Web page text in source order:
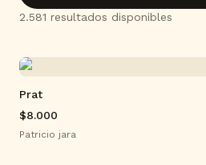
2.581 resultados disponibles
Prat
$8.000
Patricio jara